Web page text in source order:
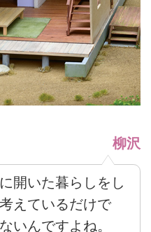
柳沢
開いた暮らしをし
えているだけで
いんですよね。